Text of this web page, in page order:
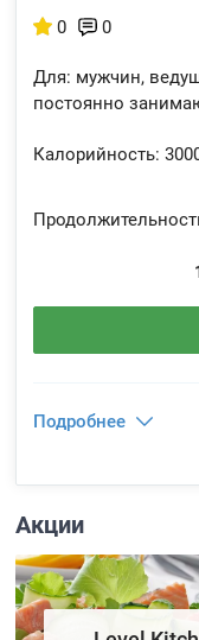
0 0
Для: мужчин,
постоянно
Калорийность:
Подробнее
Акции